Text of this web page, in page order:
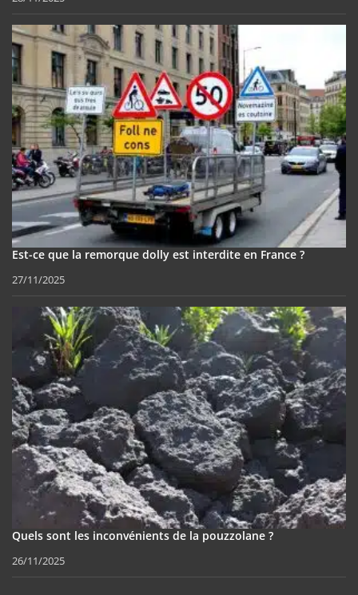
Est-ce que la remorque dolly est interdite en France ?
27/11/2025
Quels sont les inconvénients de la pouzzolane ?
26/11/2025